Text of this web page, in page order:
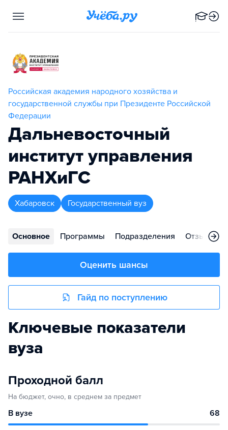
Российская академия народного хозяйства и
государственной службы при Президенте Российской
Федерации
Дальневосточный
институт управления
РАНХиГС
Хабаровск Государственный вуз
Основное Программы Подразделения Отзывы
Оценить шансы
Гайд по поступлению
Ключевые показатели
вуза
Проходной балл
На бюджет, очно, в среднем за предмет
В вузе 68